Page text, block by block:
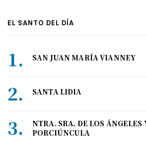
EL SANTO DEL DÍA
SAN JUAN MARÍA VIANNEY
SANTA LIDIA
NTRA. SRA. DE LOS ÁNGELES
PORCIÚNCULA